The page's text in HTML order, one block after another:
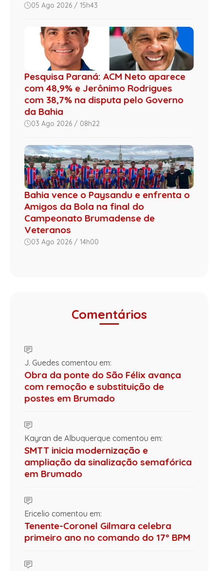
05 Ago 2026 / 15h43
Pesquisa Paraná: ACM Neto aparece
com 48,9% e Jerônimo Rodrigues
com 38,7% na disputa pelo Governo
da Bahia
03 Ago 2026 / 08h22
Bahia vence o Paysandu e enfrenta o
Amigos da Bola na final do
Campeonato Brumadense de
Veteranos
03 Ago 2026 / 14h00
Comentários
J. Guedes comentou em:
Obra da ponte do São Félix avança
com remoção e substituição de
postes em Brumado
Kayran de Albuquerque comentou em:
SMTT inicia modernização e
ampliação da sinalização semafórica
em Brumado
Ericelio comentou em:
Tenente-Coronel Gilmara celebra
primeiro ano no comando do 17º BPM